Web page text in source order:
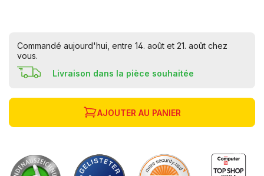
Commandé aujourd'hui, entre 14. août et 21. août chez
vous.
Livraison dans la pièce souhaitée
AJOUTER AU PANIER